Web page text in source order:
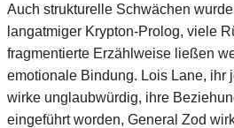
Auch strukturelle Schwächen
langatmiger Krypton-Prolog, viele
fragmentierte Erzählweise ließen
emotionale Bindung. Lois Lane, ihr
wirke unglaubwürdig, ihre
eingeführt worden, General Zod